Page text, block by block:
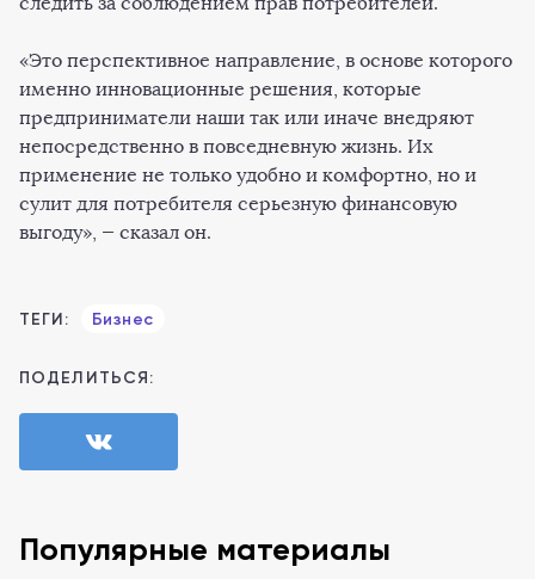
«Это перспективное направление, в основе которого
именно инновационные решения, которые
предприниматели наши так или иначе внедряют
непосредственно в повседневную жизнь. Их
применение не только удобно и комфортно, но и
сулит для потребителя серьезную финансовую
выгоду», — сказал он.
ТЕГИ: Бизнес
ПОДЕЛИТЬСЯ:
Популярные материалы